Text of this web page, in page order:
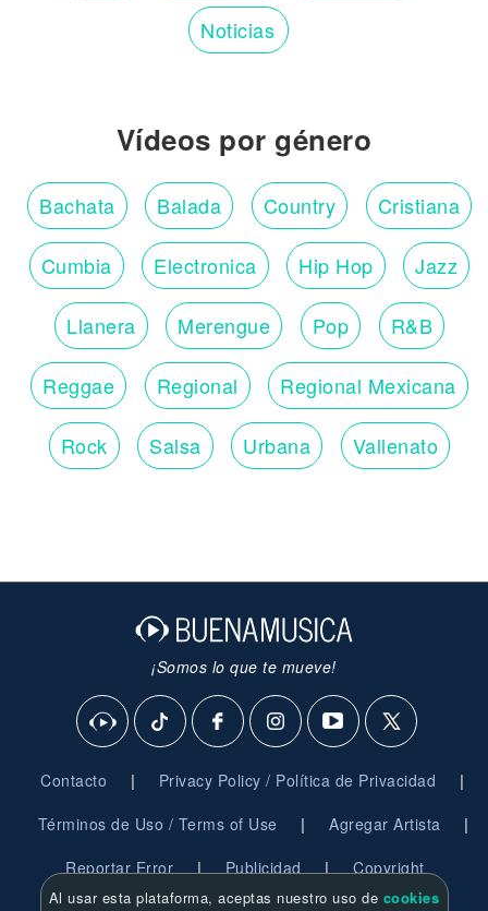
Noticias
Vídeos por género
Bachata Balada Country Cristiana
Cumbia Electronica Hip Hop Jazz
Llanera Merengue Pop R&B
Reggae Regional Regional Mexicana
Rock Salsa Urbana Vallenato
¡Somos lo que te mueve!
Contacto | Privacy Policy / Política de Privacidad |
Términos de Uso / Terms of Use | Agregar Artista |
Reportar Error | Publicidad | Copyright
Al usar esta plataforma, aceptas nuestro uso de cookies